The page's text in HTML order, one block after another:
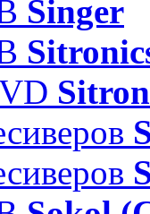
Singer